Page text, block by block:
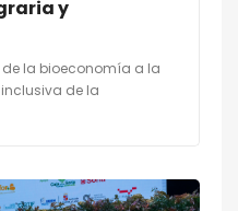
y
la bioeconomía a la
de la